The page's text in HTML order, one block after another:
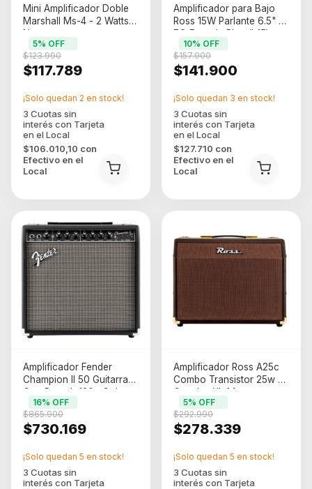
Mini Amplificador Doble
Marshall Ms-4 - 2 Watts
Negro
$117.789
$123.990
5% OFF
$106.010,10 con
Efectivo en el
Local
¡Solo quedan 2 en stock!
Amplificador para Bajo
Ross 15W Parlante 6.5" 4
EQ Entrada Plug (b15)
$141.900
$157.900
10% OFF
$127.710 con
Efectivo en el
Local
¡Solo quedan 3 en stock!
Amplificador Fender
Champion Il 50 Guitarra
Con Reverb 120v Color
Negro
$730.169
$865.900
16% OFF
¡Solo quedan 5 en stock!
Amplificador Ross A25c
Combo Transistor 25w 3
Canales Xlr Marron
$278.339
$292.990
5% OFF
¡Solo quedan 5 en stock!